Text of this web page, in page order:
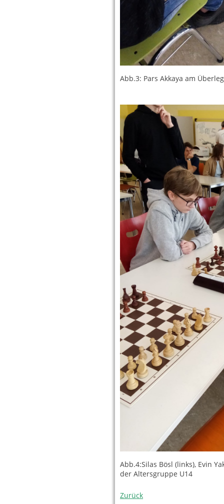
Abb.3: Pars Akkaya am
Abb.4:Silas Bösl (links), Evin
der Altersgruppe U14
Zurück